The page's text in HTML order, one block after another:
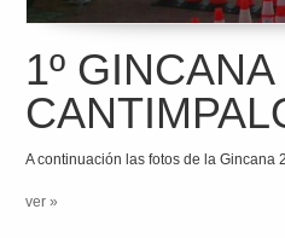
1º
A continuación las fotos de la Gincana
ver »